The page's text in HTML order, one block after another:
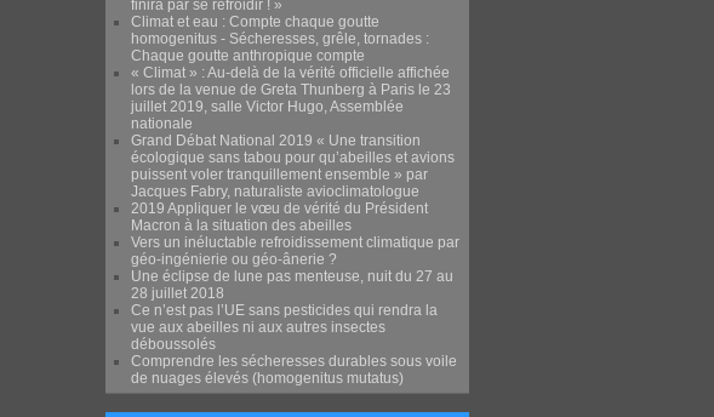
finira par se refroidir ! »
Climat et eau : Compte chaque goutte
homogenitus - Sécheresses, grêle, tornades :
Chaque goutte anthropique compte
« Climat » : Au-delà de la vérité officielle affichée
lors de la venue de Greta Thunberg à Paris le 23
juillet 2019, salle Victor Hugo, Assemblée
nationale
Grand Débat National 2019 « Une transition
écologique sans tabou pour qu’abeilles et avions
puissent voler tranquillement ensemble » par
Jacques Fabry, naturaliste avioclimatologue
2019 Appliquer le vœu de vérité du Président
Macron à la situation des abeilles
Vers un inéluctable refroidissement climatique par
géo-ingénierie ou géo-ânerie ?
Une éclipse de lune pas menteuse, nuit du 27 au
28 juillet 2018
Ce n’est pas l’UE sans pesticides qui rendra la
vue aux abeilles ni aux autres insectes
déboussolés
Comprendre les sécheresses durables sous voile
de nuages élevés (homogenitus mutatus)